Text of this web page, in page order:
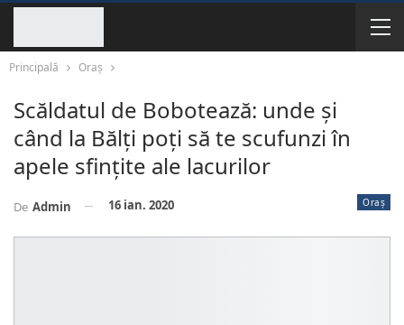
Principală Oraș
Scăldatul de Bobotează: unde și
când la Bălți poți să te scufunzi în
apele sfințite ale lacurilor
Oraș
De Admin 16 ian. 2020